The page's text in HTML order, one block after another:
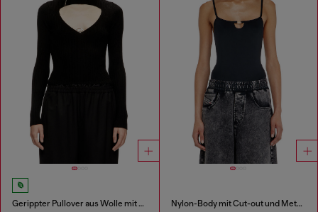
Gerippter Pullover aus Wolle mit Ausschnitt Nylon-Body mit Cut-out und Metall-Oval D